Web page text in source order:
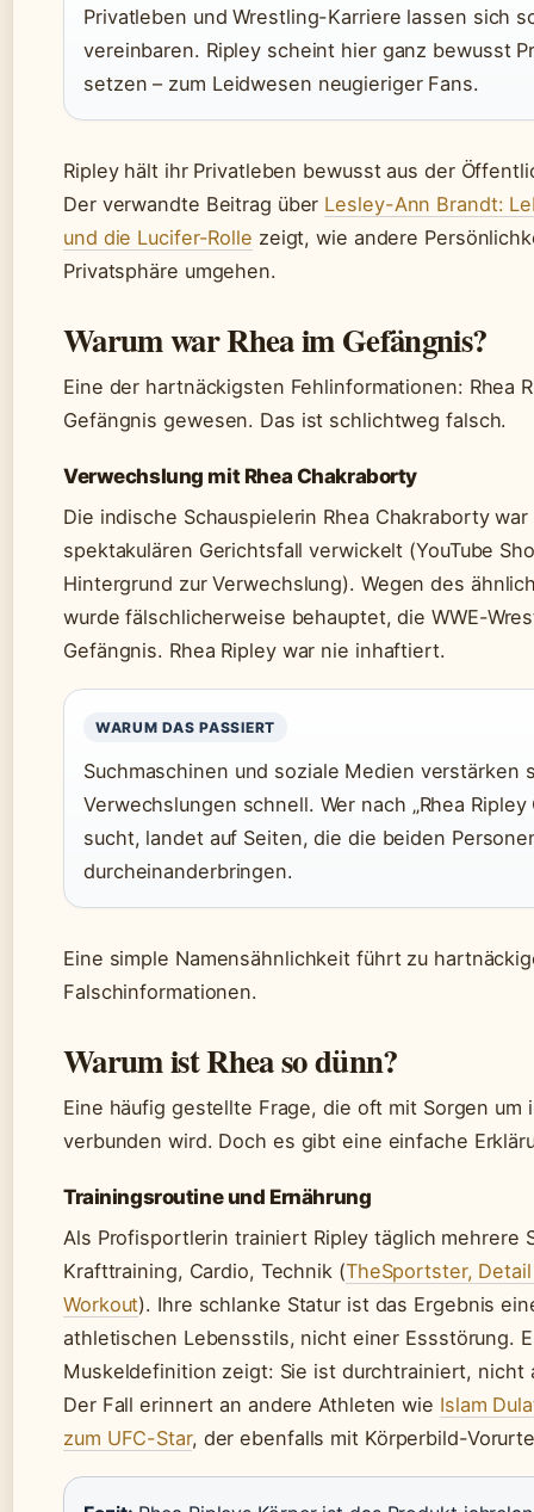
Privatleben und Wrestling-Karriere lassen sich
vereinbaren. Ripley scheint hier ganz bewusst
setzen – zum Leidwesen neugieriger Fans.
Ripley hält ihr Privatleben bewusst aus der
Der verwandte Beitrag über Lesley-Ann Brandt:
und die Lucifer-Rolle zeigt, wie andere
Privatsphäre umgehen.
Warum war Rhea im Gefängnis?
Eine der hartnäckigsten Fehlinformationen: Rhea
Gefängnis gewesen. Das ist schlichtweg falsch.
Verwechslung mit Rhea Chakraborty
Die indische Schauspielerin Rhea Chakraborty
spektakulären Gerichtsfall verwickelt (YouTube
Hintergrund zur Verwechslung). Wegen des
wurde fälschlicherweise behauptet, die WWE-
Gefängnis. Rhea Ripley war nie inhaftiert.
WARUM DAS PASSIERT
Suchmaschinen und soziale Medien verstärken
Verwechslungen schnell. Wer nach „Rhea Ripley
sucht, landet auf Seiten, die die beiden
durcheinanderbringen.
Eine simple Namensähnlichkeit führt zu
Falschinformationen.
Warum ist Rhea so dünn?
Eine häufig gestellte Frage, die oft mit Sorgen um
verbunden wird. Doch es gibt eine einfache
Trainingsroutine und Ernährung
Als Profisportlerin trainiert Ripley täglich mehrere
Krafttraining, Cardio, Technik (TheSportster,
Workout). Ihre schlanke Statur ist das Ergebnis
athletischen Lebensstils, nicht einer Essstörung.
Muskeldefinition zeigt: Sie ist durchtrainiert, nicht
Der Fall erinnert an andere Athleten wie Islam
zum UFC-Star, der ebenfalls mit Körperbild-